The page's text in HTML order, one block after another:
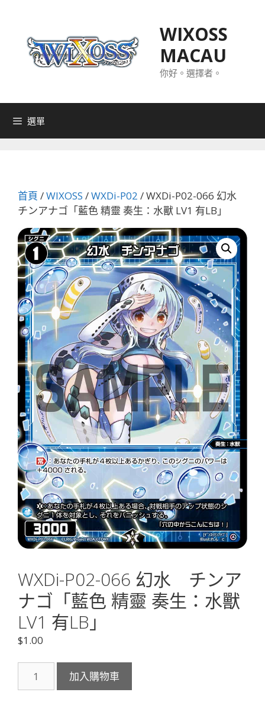
WIXOSS
MACAU
你好。選擇者。
選單
首頁 /WIXOSS /WXDi-P02 / WXDi-P02-066 幻水
チンアナゴ「藍色 精靈 奏生：水獸 LV1 有LB」
WXDi-P02-066 幻水 チンア
ナゴ「藍色 精靈 奏生：水獸
LV1 有LB」
$1.00
P02-
加入購物車